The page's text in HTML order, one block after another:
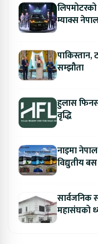
म्याक्स
पाकिस्तान,
सम्झौता
हुलास
वृद्धि
नाइमा
विद्युतीय
सार्वजनिक
महासंघको